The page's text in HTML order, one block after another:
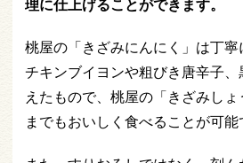
理に仕上げることができます。
桃屋の「きざみにんにく」は丁
チキンブイヨンや粗びき唐辛子
えたもので、桃屋の「きざみし
までもおいしく食べることが可能